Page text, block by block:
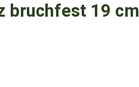
bruchfest 19 cm